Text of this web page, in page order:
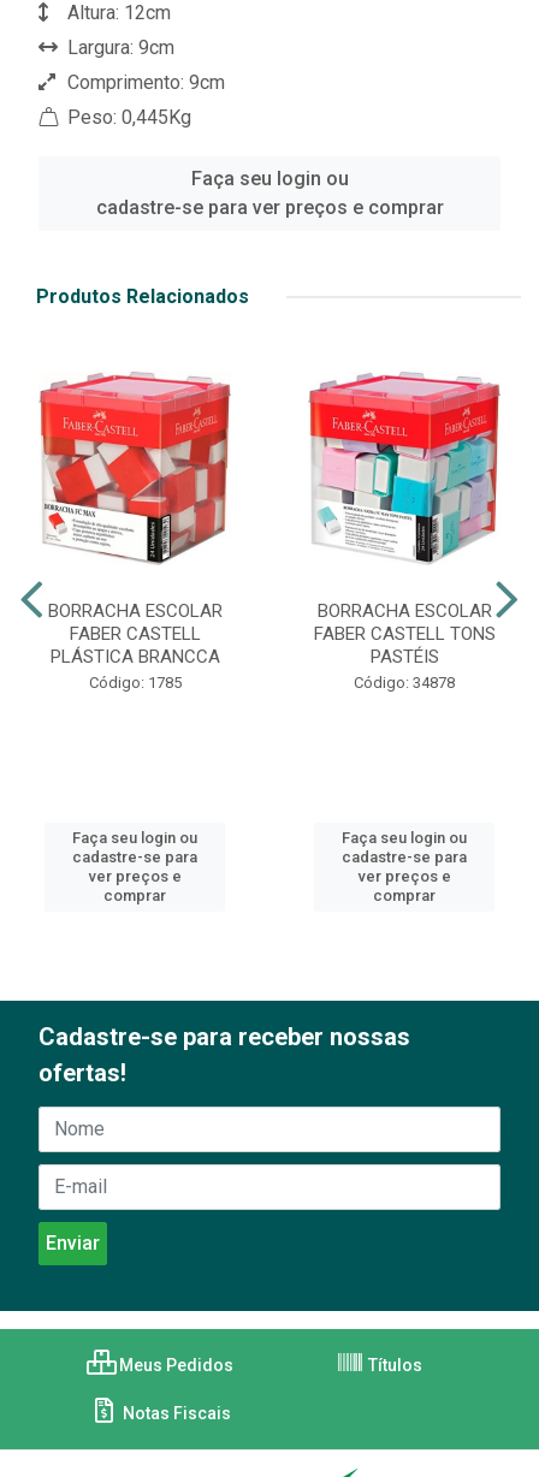
Altura: 12cm
Largura: 9cm
Comprimento: 9cm
Peso: 0,445Kg
Faça seu login ou
cadastre-se para ver preços e comprar
Produtos Relacionados
BORRACHA ESCOLAR
FABER CASTELL
PLÁSTICA BRANCCA
Código: 1785
Faça seu login ou
cadastre-se para
ver preços e
comprar
BORRACHA ESCOLAR
FABER CASTELL TONS
PASTÉIS
Código: 34878
Faça seu login ou
cadastre-se para
ver preços e
comprar
Cadastre-se para receber nossas
ofertas!
Meus Pedidos Títulos
Notas Fiscais